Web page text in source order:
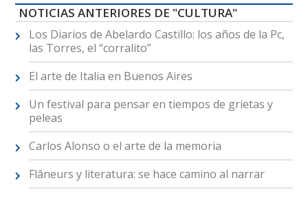
NOTICIAS ANTERIORES DE "CULTURA"
Los Diarios de Abelardo Castillo: los años de la Pc,
las Torres, el “corralito”
El arte de Italia en Buenos Aires
Un festival para pensar en tiempos de grietas y
peleas
Carlos Alonso o el arte de la memoria
Flâneurs y literatura: se hace camino al narrar